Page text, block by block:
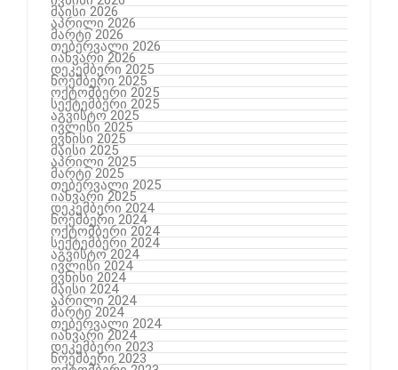
მაისი 2026
აპრილი 2026
მარტი 2026
თებერვალი 2026
იანვარი 2026
დეკემბერი 2025
ნოემბერი 2025
ოქტომბერი 2025
სექტემბერი 2025
აგვისტო 2025
ივლისი 2025
ივნისი 2025
მაისი 2025
აპრილი 2025
მარტი 2025
თებერვალი 2025
იანვარი 2025
დეკემბერი 2024
ნოემბერი 2024
ოქტომბერი 2024
სექტემბერი 2024
აგვისტო 2024
ივლისი 2024
ივნისი 2024
მაისი 2024
აპრილი 2024
მარტი 2024
თებერვალი 2024
იანვარი 2024
დეკემბერი 2023
ნოემბერი 2023